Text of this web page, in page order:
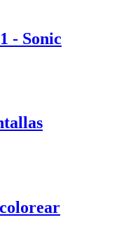
- Sonic